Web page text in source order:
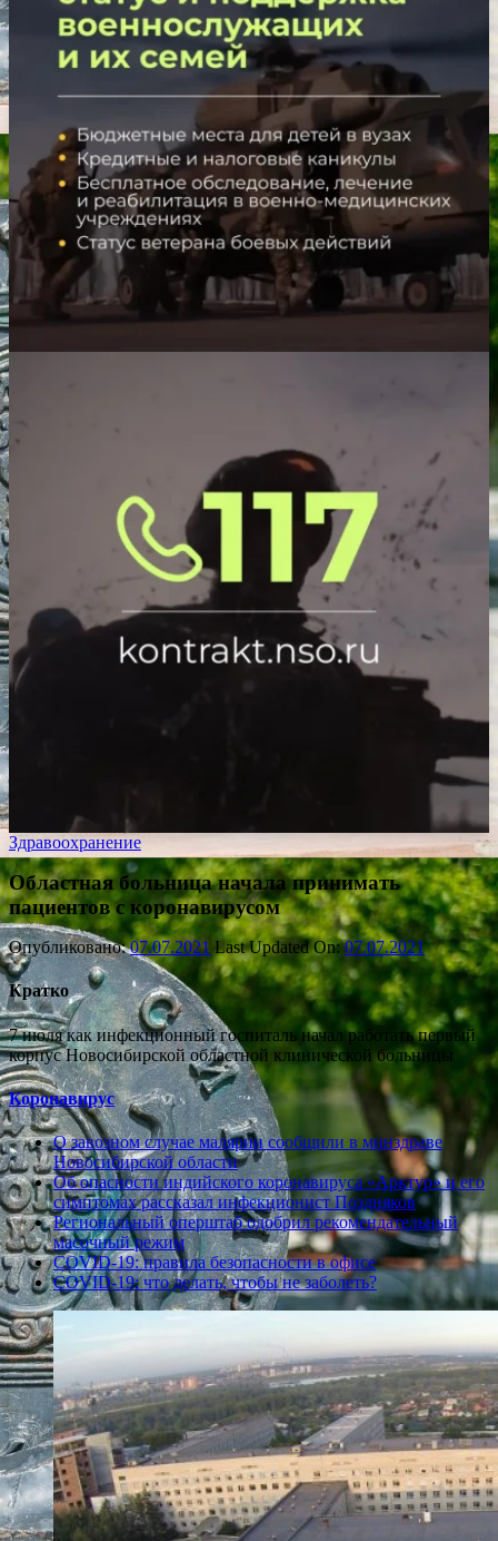
Здравоохранение
Областная больница начала принимать
пациентов с коронавирусом
Опубликовано:07.07.2021 Last Updated On:07.07.2021
Кратко
7 июля как инфекционный госпиталь начал работать первый
корпус Новосибирской областной клинической больницы
Коронавирус
О завозном случае малярии сообщили в минздраве
Новосибирской области
Об опасности индийского коронавируса «Арктур» и его
симптомах рассказал инфекционист Поздняков
Региональный оперштаб одобрил рекомендательный
масочный режим
COVID-19: правила безопасности в офисе
COVID-19: что делать, чтобы не заболеть?